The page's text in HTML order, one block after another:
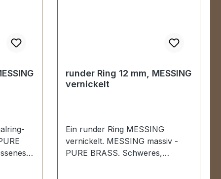
runder Ring 12 mm, MESSING
vernickelt
Ein runder Ring MESSING
vernickelt. MESSING massiv -
PURE BRASS. Schweres,